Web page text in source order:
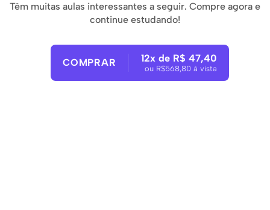
Têm muitas aulas interessantes a seguir. Compre agora e
continue estudando!
COMPRAR 12x de R$ 47,40
ou R$568,80 à vista